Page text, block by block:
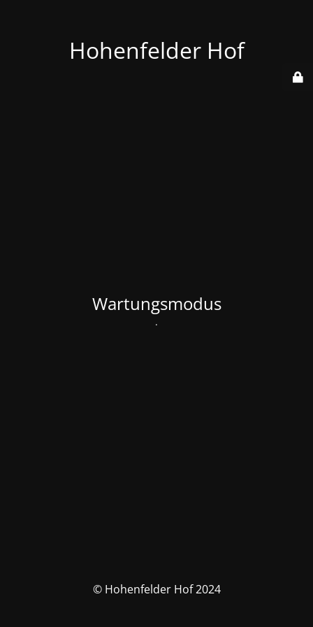
Hohenfelder Hof
Wartungsmodus
.
© Hohenfelder Hof 2024